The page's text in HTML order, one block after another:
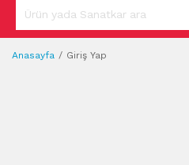
Anasayfa Giriş Yap